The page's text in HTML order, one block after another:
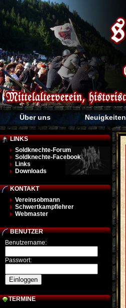
Über uns Neuigkeiten
LINKS
Soldknechte-Forum
Soldknechte-Facebook
Links
Downloads
KONTAKT
Vereinsobmann
Schwertkampflehrer
Webmaster
BENUTZER
Benutzername:
Passwort:
TERMINE